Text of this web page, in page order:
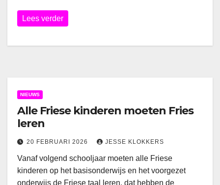
Lees verder
NIEUWS
Alle Friese kinderen moeten Fries
leren
20 FEBRUARI 2026 JESSE KLOKKERS
Vanaf volgend schooljaar moeten alle Friese
kinderen op het basisonderwijs en het voorgezet
onderwijs de Friese taal leren, dat hebben de